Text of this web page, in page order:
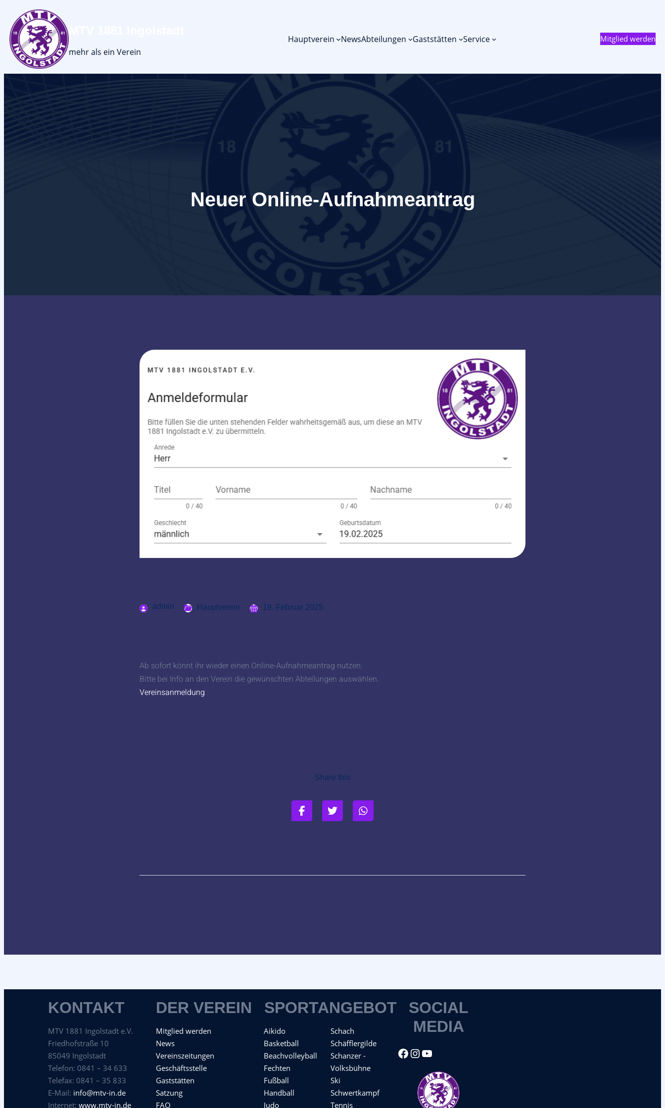
MTV 1881 Ingolstadt
mehr als ein Verein
Hauptverein NewsAbteilungen Gaststätten Service Mitglied werden
Neuer Online-Aufnahmeantrag
admin Hauptverein 19. Februar 2025
Ab sofort könnt ihr wieder einen Online-Aufnahmeantrag nutzen.
Bitte bei Info an den Verein die gewünschten Abteilungen auswählen.
Vereinsanmeldung
Share this
KONTAKT
MTV 1881 Ingolstadt e.V.
Friedhofstraße 10
85049 Ingolstadt
Telefon: 0841 – 34 633
Telefax: 0841 – 35 833
E-Mail: info@mtv-in.de
Internet: www.mtv-in.de
DER VEREIN
Mitglied werden
News
Vereinszeitungen
Geschäftsstelle
Gaststätten
Satzung
FAQ
SPORTANGEBOT
Aikido
Basketball
Beachvolleyball
Fechten
Fußball
Handball
Judo
Schach
Schäfflergilde
Schanzer -
Volksbühne
Ski
Schwertkampf
Tennis
SOCIAL
MEDIA
Facebook InstagramYouTube